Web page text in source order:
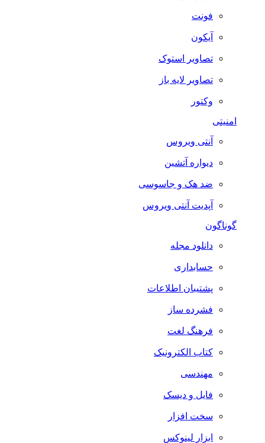
فونت
آیکون
تصاویر استوک
تصاویر لایه باز
وکتور
آنتی ویروس
دیواره آتشین
ضد هک و جاسوسی
آپدیت آنتی ویروس
گوناگون
دانلود مجله
حسابداری
پشتیبان اطلاعات
فشرده ساز
فرهنگ لغت
کتاب الکترونیک
مهندسی
فایل و دیسک
سخت افزار
ابزار لینوکس